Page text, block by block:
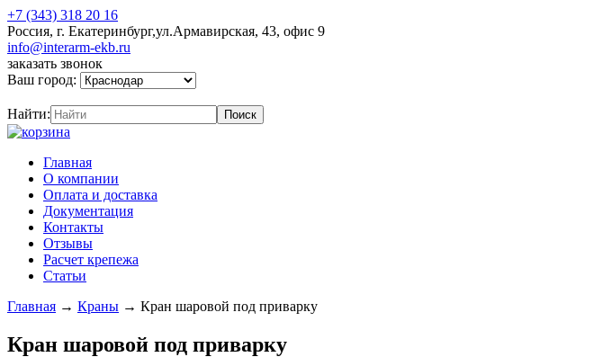
+7 (343) 318 20 16
Россия, г. Екатеринбург,ул.Армавирская, 43, офис 9
info@interarm-ekb.ru
заказать звонок
Ваш город:
Найти:
Главная
О компании
Оплата и доставка
Документация
Контакты
Отзывы
Расчет крепежа
Статьи
Главная → Краны → Кран шаровой под приварку
Кран шаровой под приварку